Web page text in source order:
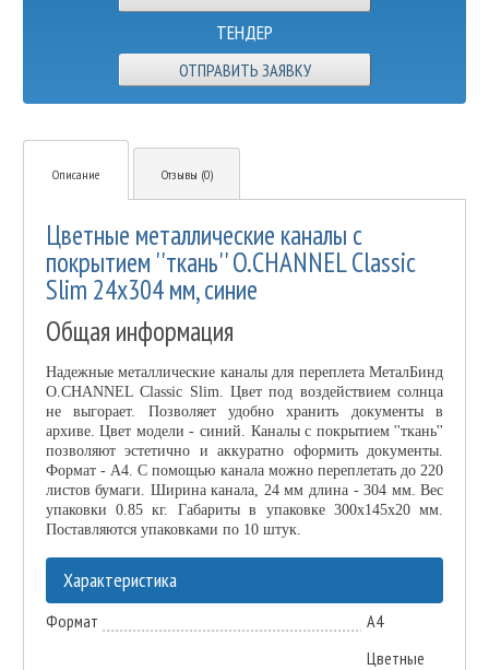
ТЕНДЕР
ОТПРАВИТЬ ЗАЯВКУ
Описание Отзывы (0)
Цветные металлические каналы с
покрытием ''ткань'' O.CHANNEL Classic
Slim 24х304 мм, синие
Общая информация
Надежные металлические каналы для переплета МеталБинд
O.CHANNEL Classic Slim. Цвет под воздействием солнца
не выгорает. Позволяет удобно хранить документы в
архиве. Цвет модели - синий. Каналы с покрытием ''ткань''
позволяют эстетично и аккуратно оформить документы.
Формат - А4. С помощью канала можно переплетать до 220
листов бумаги. Ширина канала, 24 мм длина - 304 мм. Вес
упаковки 0.85 кг. Габариты в упаковке 300х145х20 мм.
Поставляются упаковками по 10 штук.
Характеристика
Формат А4
Цветные